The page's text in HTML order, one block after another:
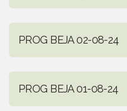
PROG BEJA 02-08-24
PROG BEJA 01-08-24